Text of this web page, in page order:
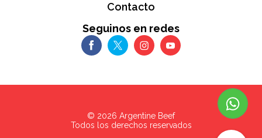
Contacto
Seguinos en redes
© 2026 Argentine Beef
Todos los derechos reservados